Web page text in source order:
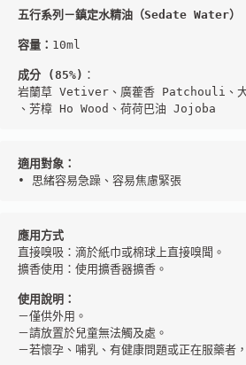
五行系列－鎮定水精油（Sedate Water）
容量： 10ml
成分 (85%) ：
岩蘭草 Vetiver、廣藿香 Patchouli、
、芳樟 Ho Wood、荷荷巴油 Jojoba
• 思緒容易急躁、容易焦慮緊張
應用方式
直接嗅吸：滴於紙巾或棉球上直接嗅聞。
擴香使用：使用擴香器擴香。
使用說明：
－僅供外用。
－請放置於兒童無法觸及處。
－若懷孕、哺乳、有健康問題或正在服藥者